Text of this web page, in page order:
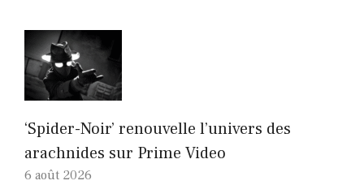
‘Spider-Noir’ renouvelle l’univers des
arachnides sur Prime Video
6 août 2026